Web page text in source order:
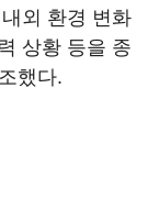
외 환경 변화
상황 등을 종
했다.